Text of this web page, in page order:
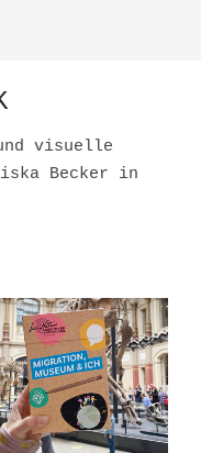
visuelle
Becker in